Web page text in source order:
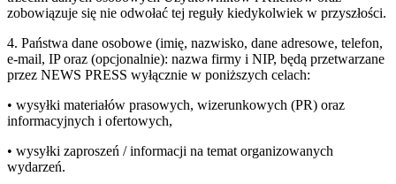
zobowiązuje się nie odwołać tej reguły kiedykolwiek w przyszłości.
4. Państwa dane osobowe (imię, nazwisko, dane adresowe, telefon,
e-mail, IP oraz (opcjonalnie): nazwa firmy i NIP, będą przetwarzane
przez NEWS PRESS wyłącznie w poniższych celach:
• wysyłki materiałów prasowych, wizerunkowych (PR) oraz
informacyjnych i ofertowych,
• wysyłki zaproszeń / informacji na temat organizowanych
wydarzeń.